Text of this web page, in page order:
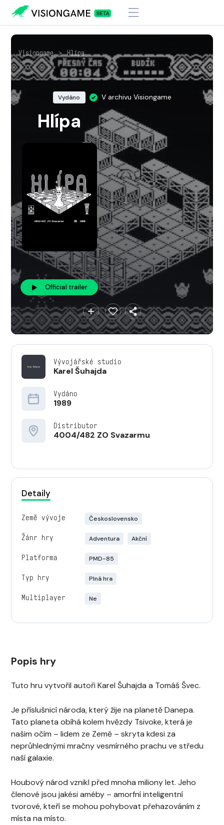
Visiongame > Hlípa
Vydáno V archivu Visiongame
Hlípa
Official trailer
Vývojářské studio
Karel Šuhajda
Vydáno
1989
Distributor
4004/482 ZO Svazarmu
Detaily
Země vývoje Československo
Žánr hry Adventura Akční
Platforma PMD-85
Typ hry Plná hra
Multiplayer Ne
Popis hry
Tuto hru vytvořil autoři Karel Šuhajda a Tomáš Švec.
Je příslušnicí národa, který žije na planetě Danepa.
Tato planeta obíhá kolem hvězdy Tsivoke, která je
našim očím – lidem ze Země – skryta kdesi za
neprůhlednými mračny vesmírného prachu ve středu
naší galaxie.
Houbový národ vznikl před mnoha miliony let. Jeho
členové jsou jakési améby – amorfní inteligentní
tvorové, kteří se mohou pohybovat přehazováním z
místa na místo.